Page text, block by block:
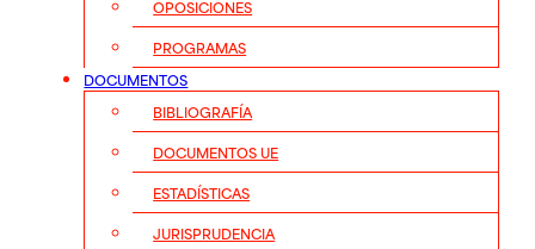
OPOSICIONES
PROGRAMAS
DOCUMENTOS
BIBLIOGRAFÍA
DOCUMENTOS UE
ESTADÍSTICAS
JURISPRUDENCIA